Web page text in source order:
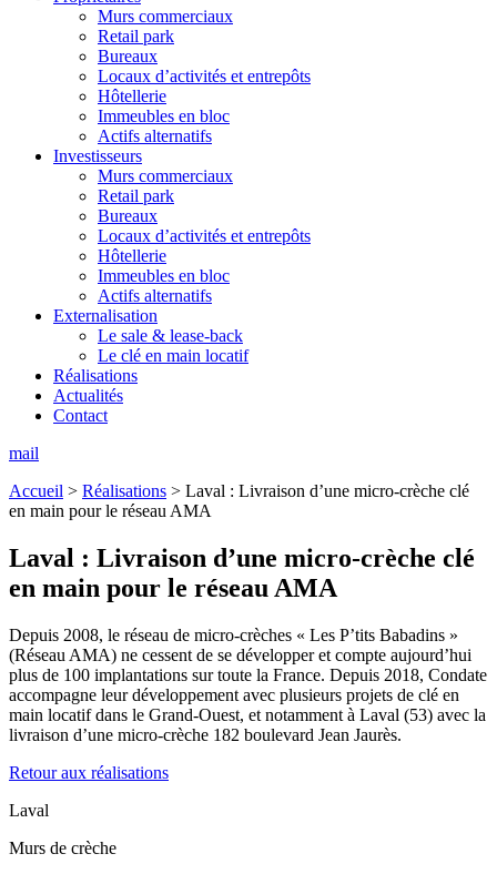
Murs commerciaux
Retail park
Bureaux
Locaux d’activités et entrepôts
Hôtellerie
Immeubles en bloc
Actifs alternatifs
Investisseurs
Murs commerciaux
Retail park
Bureaux
Locaux d’activités et entrepôts
Hôtellerie
Immeubles en bloc
Actifs alternatifs
Externalisation
Le sale & lease-back
Le clé en main locatif
Réalisations
Actualités
Contact
mail
Accueil > Réalisations > Laval : Livraison d’une micro-crèche clé
en main pour le réseau AMA
Laval : Livraison d’une micro-crèche clé
en main pour le réseau AMA
Depuis 2008, le réseau de micro-crèches « Les P’tits Babadins »
(Réseau AMA) ne cessent de se développer et compte aujourd’hui
plus de 100 implantations sur toute la France. Depuis 2018, Condate
accompagne leur développement avec plusieurs projets de clé en
main locatif dans le Grand-Ouest, et notamment à Laval (53) avec la
livraison d’une micro-crèche 182 boulevard Jean Jaurès.
Retour aux réalisations
Laval
Murs de crèche